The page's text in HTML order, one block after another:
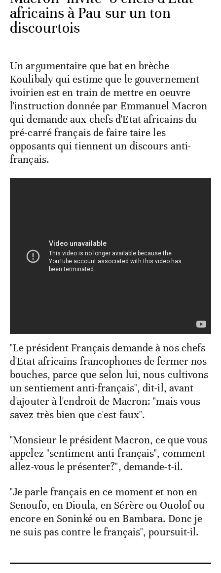
africains à Pau sur un ton
discourtois
Un argumentaire que bat en brèche
Koulibaly qui estime que le gouvernement
ivoirien est en train de mettre en oeuvre
l'instruction donnée par Emmanuel Macron
qui demande aux chefs d'Etat africains du
pré-carré français de faire taire les
opposants qui tiennent un discours anti-
français.
"Le président Français demande à nos chefs
d'Etat africains francophones de fermer nos
bouches, parce que selon lui, nous cultivons
un sentiement anti-français", dit-il, avant
d'ajouter à l'endroit de Macron: "mais vous
savez très bien que c'est faux".
"Monsieur le président Macron, ce que vous
appelez "sentiment anti-français", comment
allez-vous le présenter?", demande-t-il.
"Je parle français en ce moment et non en
Senoufo, en Dioula, en Sérère ou Ouolof ou
encore en Soninké ou en Bambara. Donc je
ne suis pas contre le français", poursuit-il.